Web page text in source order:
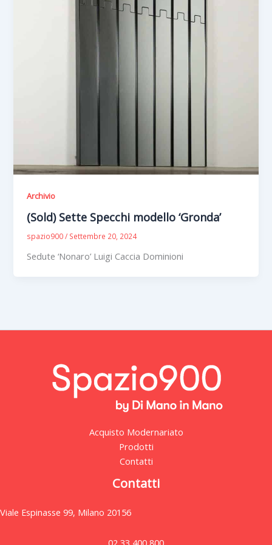
Archivio
(Sold) Sette Specchi modello ‘Gronda’
spazio900/ Settembre 20, 2024
Sedute ‘Nonaro’ Luigi Caccia Dominioni
Acquisto Modernariato
Prodotti
Contatti
Contatti
Viale Espinasse 99, Milano 20156
02 33 400 800